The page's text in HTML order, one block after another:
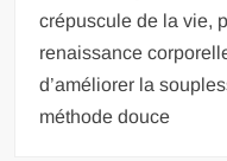
crépuscule de la vie,
renaissance
d’améliorer la
méthode douce